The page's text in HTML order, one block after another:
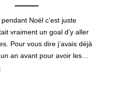
Noël c’est juste
vraiment un goal d’y aller
Pour vous dire j’avais déjà
an avant pour avoir les…